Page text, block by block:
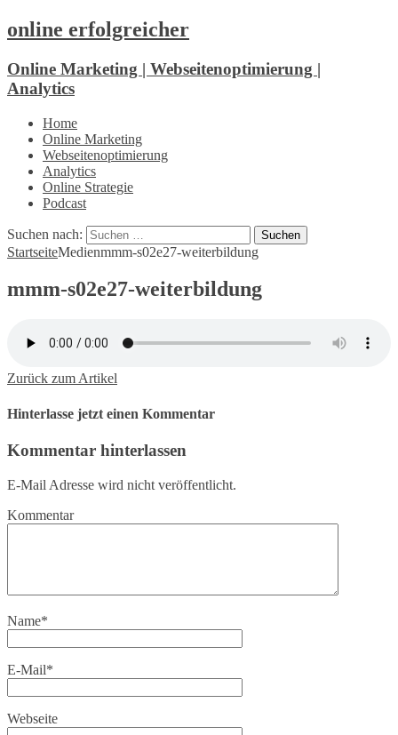
online erfolgreicher
Online Marketing | Webseitenoptimierung |
Analytics
Home
Online Marketing
Webseitenoptimierung
Analytics
Online Strategie
Podcast
Suchen nach:
StartseiteMedienmmm-s02e27-weiterbildung
mmm-s02e27-weiterbildung
Zurück zum Artikel
Hinterlasse jetzt einen Kommentar
Kommentar hinterlassen
E-Mail Adresse wird nicht veröffentlicht.
Kommentar
Name*
E-Mail*
Webseite